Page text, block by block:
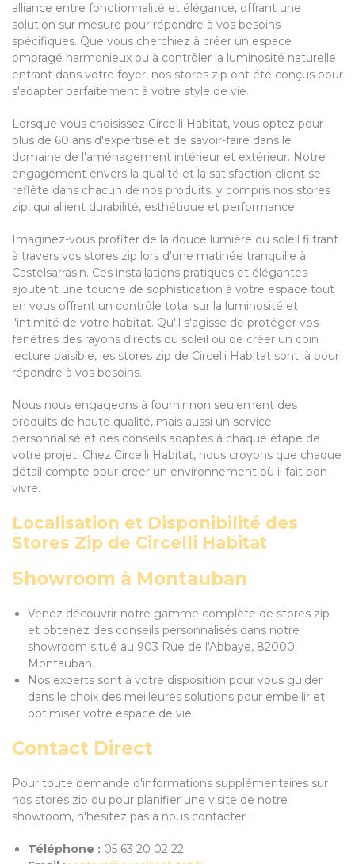
alliance entre fonctionnalité et élégance, offrant une
solution sur mesure pour répondre à vos besoins
spécifiques. Que vous cherchiez à créer un espace
ombragé harmonieux ou à contrôler la luminosité naturelle
entrant dans votre foyer, nos stores zip ont été conçus pour
s'adapter parfaitement à votre style de vie.
Lorsque vous choisissez Circelli Habitat, vous optez pour
plus de 60 ans d'expertise et de savoir-faire dans le
domaine de l'aménagement intérieur et extérieur. Notre
engagement envers la qualité et la satisfaction client se
reflète dans chacun de nos produits, y compris nos stores
zip, qui allient durabilité, esthétique et performance.
Imaginez-vous profiter de la douce lumière du soleil filtrant
à travers vos stores zip lors d'une matinée tranquille à
Castelsarrasin. Ces installations pratiques et élégantes
ajoutent une touche de sophistication à votre espace tout
en vous offrant un contrôle total sur la luminosité et
l'intimité de votre habitat. Qu'il s'agisse de protéger vos
fenêtres des rayons directs du soleil ou de créer un coin
lecture paisible, les stores zip de Circelli Habitat sont là pour
répondre à vos besoins.
Nous nous engageons à fournir non seulement des
produits de haute qualité, mais aussi un service
personnalisé et des conseils adaptés à chaque étape de
votre projet. Chez Circelli Habitat, nous croyons que chaque
détail compte pour créer un environnement où il fait bon
vivre.
Localisation et Disponibilité des
Stores Zip de Circelli Habitat
Showroom à Montauban
Venez découvrir notre gamme complète de stores zip
et obtenez des conseils personnalisés dans notre
showroom situé au 903 Rue de l'Abbaye, 82000
Montauban.
Nos experts sont à votre disposition pour vous guider
dans le choix des meilleures solutions pour embellir et
optimiser votre espace de vie.
Contact Direct
Pour toute demande d'informations supplémentaires sur
nos stores zip ou pour planifier une visite de notre
showroom, n'hésitez pas à nous contacter :
Téléphone : 05 63 20 02 22